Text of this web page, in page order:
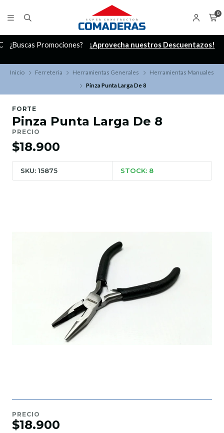
0
¿Buscas Promociones? ¡Aprovecha nuestros Descuentazos!
Inicio Ferreteria Herramientas Generales
Herramientas Manuales
Pinza Punta Larga De 8
FORTE
Pinza Punta Larga De 8
PRECIO
$18.900
SKU: 15875 STOCK: 8
PRECIO
$18.900